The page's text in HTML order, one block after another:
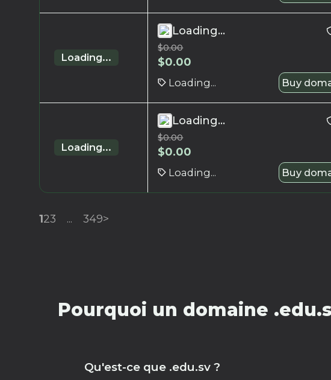
Loading...
Loading...
$0.00
$0.00
Loading... Buy
Loading...
Loading...
$0.00
$0.00
Loading... Buy
123 ... 349>
Pourquoi un domaine
Qu'est-ce que .edu.sv ?